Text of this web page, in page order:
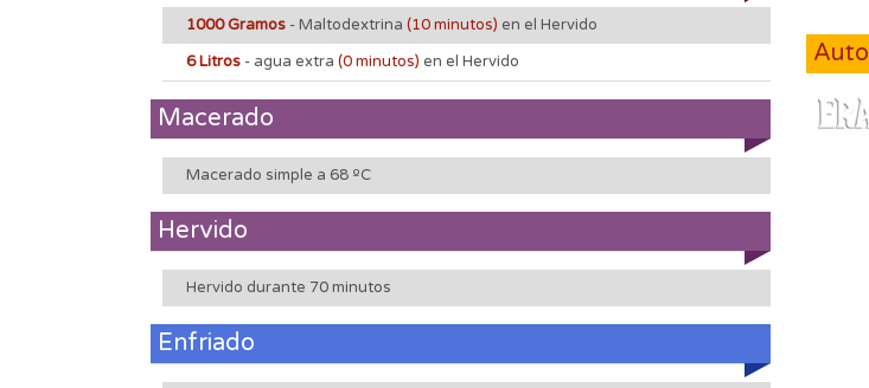
1000 Gramos - Maltodextrina (10 minutos) en el Hervido
6 Litros - agua extra (0 minutos) en el Hervido
Macerado
Macerado simple a 68 ºC
Hervido
Hervido durante 70 minutos
Enfriado